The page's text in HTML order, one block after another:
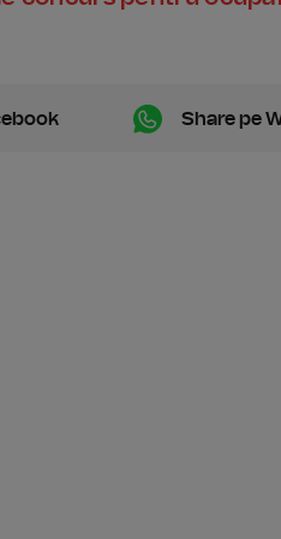
Share pe